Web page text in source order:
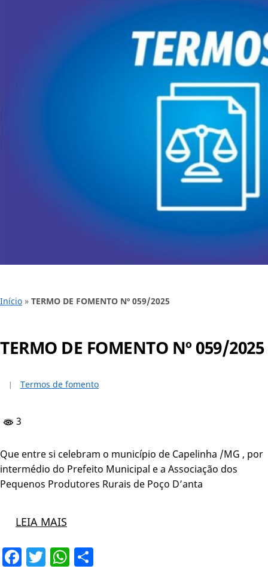
Início » TERMO DE FOMENTO Nº 059/2025
TERMO DE FOMENTO Nº 059/2025
Termos de fomento
3
Que entre si celebram o município de Capelinha /MG , por
intermédio do Prefeito Municipal e a Associação dos
Pequenos Produtores Rurais de Poço D’anta
LEIA MAIS
Facebook
TwitterWhatsApp